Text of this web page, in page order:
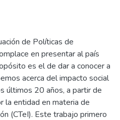
de Políticas de
en presentar al país
es el de dar a conocer a
acerca del impacto social
últimos 20 años, a partir de
la entidad en materia de
(CTeI). Este trabajo primero